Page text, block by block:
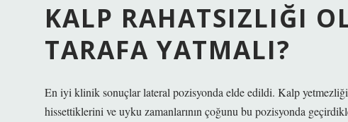
KALP RAHATSIZLIĞI
TARAFA YATMALI?
En iyi klinik sonuçlar lateral pozisyonda elde edildi. Kalp
hissettiklerini ve uyku zamanlarının çoğunu bu pozisyonda